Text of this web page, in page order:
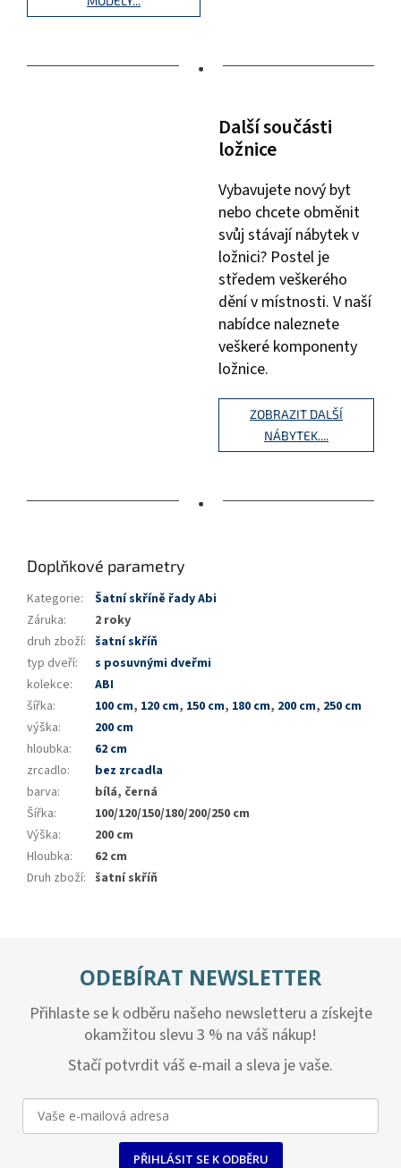
•
Další součásti
ložnice
Vybavujete nový byt
nebo chcete obměnit
svůj stávají nábytek v
ložnici? Postel je
středem veškerého
dění v místnosti. V naší
nabídce naleznete
veškeré komponenty
ložnice.
ZOBRAZIT DALŠÍ
NÁBYTEK....
•
Doplňkové parametry
Kategorie:
Šatní skříně řady Abi
Záruka:
2 roky
druh zboží: šatní skříň
typ dveří:
s posuvnými dveřmi
kolekce:
ABI
šířka: 100 cm, 120 cm, 150 cm, 180 cm, 200 cm, 250 cm
výška:
200 cm
hloubka:
62 cm
zrcadlo:
bez zrcadla
barva:
bílá, černá
Šířka:
100/120/150/180/200/250 cm
Výška:
200 cm
Hloubka:
62 cm
Druh zboží: šatní skříň
ODEBÍRAT NEWSLETTER
Přihlaste se k odběru našeho newsletteru a získejte
okamžitou slevu 3 % na váš nákup!
Stačí potvrdit váš e-mail a sleva je vaše.
PŘIHLÁSIT SE K ODBĚRU